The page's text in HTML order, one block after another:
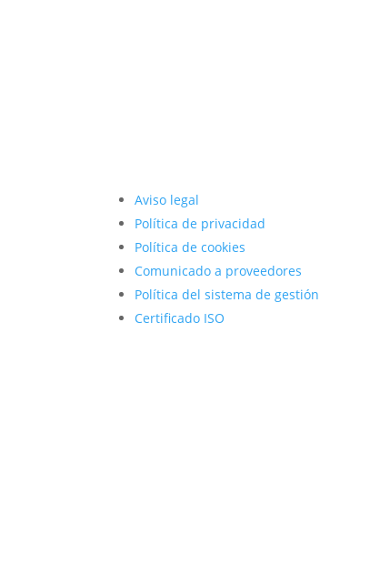
Aviso legal
Política de privacidad
Política de cookies
Comunicado a proveedores
Política del sistema de gestión
Certificado ISO